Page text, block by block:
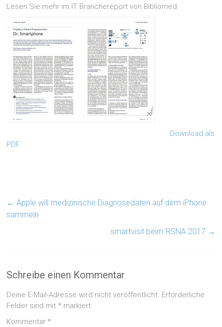
Lesen Sie mehr im IT Branchereport von Bibliomed.
Download als
PDF
← Apple will medizinische Diagnosedaten auf dem iPhone
sammeln
smartvisit beim RSNA 2017 →
Schreibe einen Kommentar
Deine E-Mail-Adresse wird nicht veröffentlicht. Erforderliche
Felder sind mit* markiert
Kommentar*